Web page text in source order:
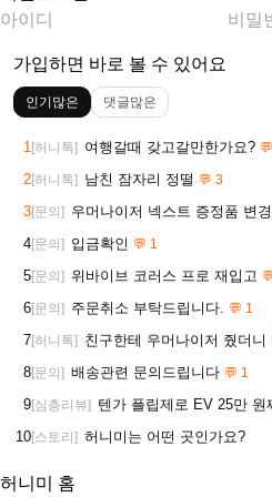
가입하면 바로 볼 수 있어요
인기많은 댓글많은
1[허니톡] 여행갈때 갖고갈만한가요?
2[허니톡] 남친 잠자리 정떨 💬 3
3[문의] 우머나이저 넥스트 증정품 변
4[문의] 입금확인 💬 1
5[문의] 위바이브 코러스 프로 재입고
6[문의] 주문취소 부탁드립니다. 💬 1
7[허니톡] 친구한테 우머나이저 줬더니
8[문의] 배송관련 문의드립니다 💬 1
9[심층리뷰] 텐가 플립제로 EV 25만
10[스토리] 허니미는 어떤 곳인가요?
허니미 홈